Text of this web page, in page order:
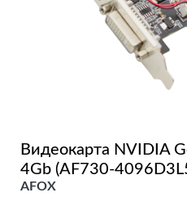
Видеокарта NVIDIA
4Gb (AF730-
AFOX